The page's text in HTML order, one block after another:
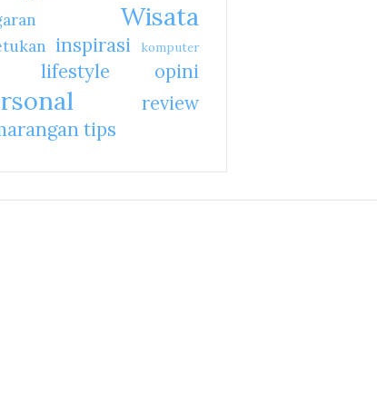
Wisata
inspirasi komputer
lifestyle opini
review
tips